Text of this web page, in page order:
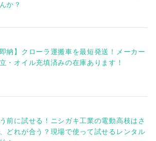
か？
即納】クローラ運搬車を最短発送！メーカー
・オイル充填済みの在庫あります！
前に試せる！ニシガキ工業の電動高枝はさ
どれが合う？現場で使って試せるレンタル